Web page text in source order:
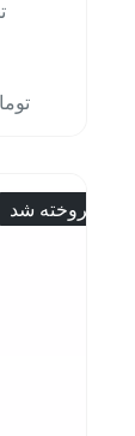
فروخته شد